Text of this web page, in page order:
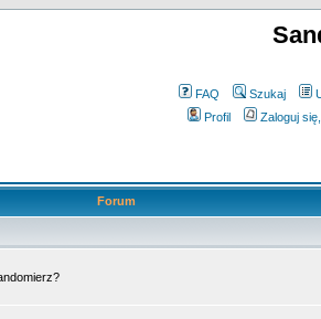
FAQ Szukaj
Profil
Zaloguj
Forum